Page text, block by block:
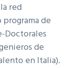
red
de
Doctorales
de
en Italia).